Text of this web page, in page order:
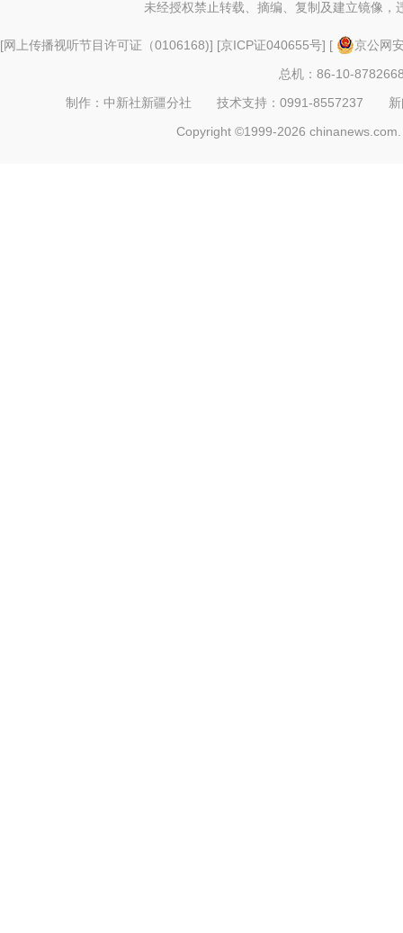
未经授权禁止转载、摘编、复制及建立镜像，
[网上传播视听节目许可证（0106168)] [京ICP证040655号] [
京公网
总机：86-10-
制作：中新社新疆分社 技术支持：0991-8557237
Copyright ©1999-2026